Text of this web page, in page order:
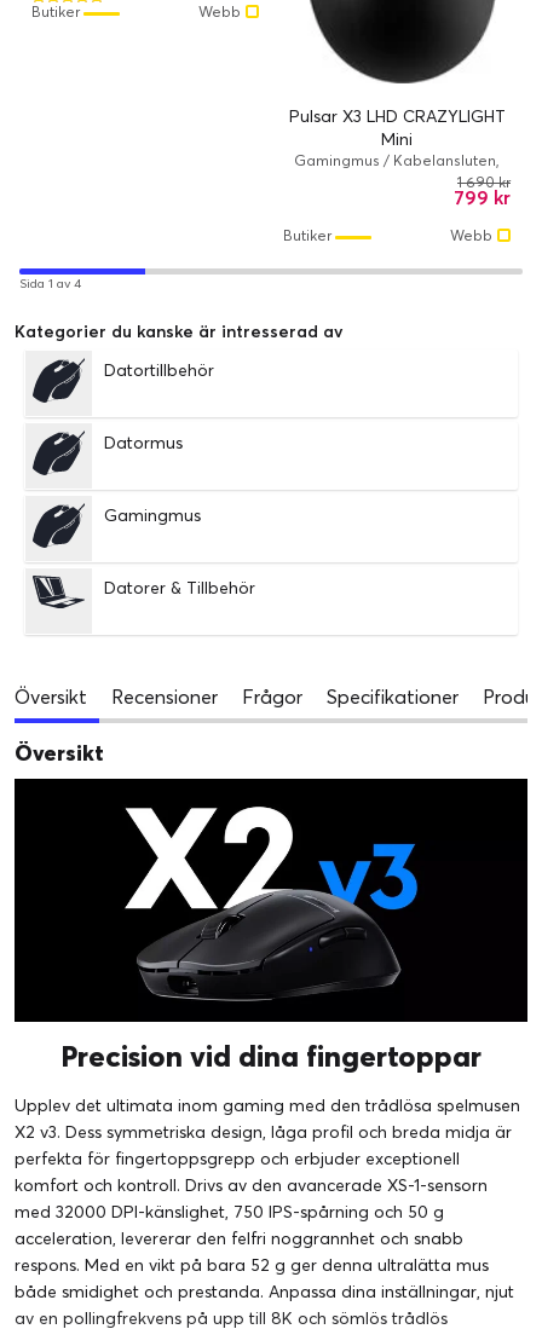
Webb
Butiker
Pulsar X3 LHD CRAZYLIGHT
Mini
Gamingmus / Kabelansluten,
Trådlös / Optisk / 32000 dpi /
799 kr
1 690 kr
Webb
Butiker
Sida 1 av 4
Kategorier du kanske är intresserad av
Datortillbehör
Datormus
Gamingmus
Datorer & Tillbehör
Översikt Recensioner Frågor Specifikationer
Översikt
Precision vid dina fingertoppar
Upplev det ultimata inom gaming med den trådlösa spelmusen
X2 v3. Dess symmetriska design, låga profil och breda midja är
perfekta för fingertoppsgrepp och erbjuder exceptionell
komfort och kontroll. Drivs av den avancerade XS-1-sensorn
med 32000 DPI-känslighet, 750 IPS-spårning och 50 g
acceleration, levererar den felfri noggrannhet och snabb
respons. Med en vikt på bara 52 g ger denna ultralätta mus
både smidighet och prestanda. Anpassa dina inställningar, njut
av en pollingfrekvens på upp till 8K och sömlös trådlös